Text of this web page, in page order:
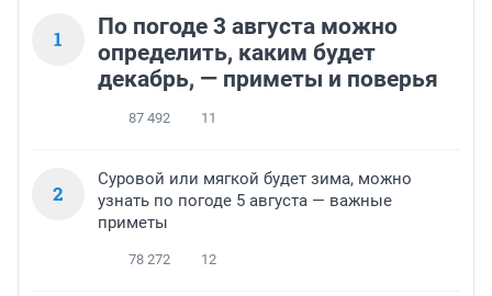
1
По погоде 3 августа можно
определить, каким будет
декабрь, — приметы и поверья
87 492 11
2
Суровой или мягкой будет зима, можно
узнать по погоде 5 августа — важные
приметы
78 272 12